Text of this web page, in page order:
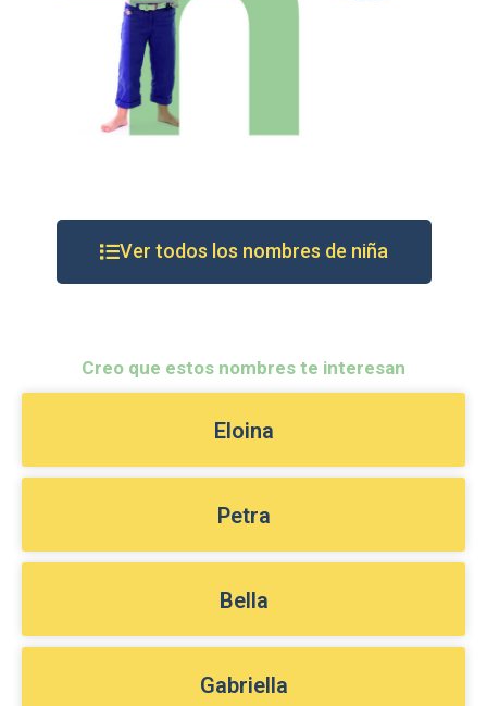
Ver todos los nombres de niña
Creo que estos nombres te interesan
Eloina
Petra
Bella
Gabriella